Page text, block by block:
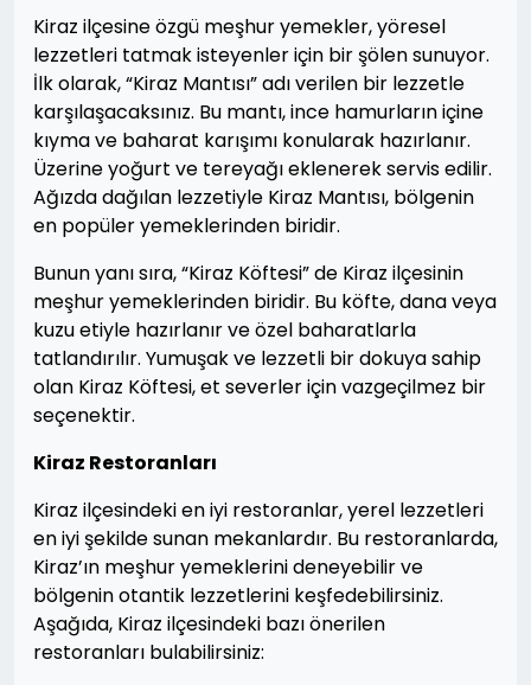
Kiraz ilçesine özgü meşhur yemekler, yöresel
lezzetleri tatmak isteyenler için bir şölen sunuyor.
İlk olarak, “Kiraz Mantısı” adı verilen bir lezzetle
karşılaşacaksınız. Bu mantı, ince hamurların içine
kıyma ve baharat karışımı konularak hazırlanır.
Üzerine yoğurt ve tereyağı eklenerek servis edilir.
Ağızda dağılan lezzetiyle Kiraz Mantısı, bölgenin
en popüler yemeklerinden biridir.
Bunun yanı sıra, “Kiraz Köftesi” de Kiraz ilçesinin
meşhur yemeklerinden biridir. Bu köfte, dana veya
kuzu etiyle hazırlanır ve özel baharatlarla
tatlandırılır. Yumuşak ve lezzetli bir dokuya sahip
olan Kiraz Köftesi, et severler için vazgeçilmez bir
seçenektir.
Kiraz Restoranları
Kiraz ilçesindeki en iyi restoranlar, yerel lezzetleri
en iyi şekilde sunan mekanlardır. Bu restoranlarda,
Kiraz’ın meşhur yemeklerini deneyebilir ve
bölgenin otantik lezzetlerini keşfedebilirsiniz.
Aşağıda, Kiraz ilçesindeki bazı önerilen
restoranları bulabilirsiniz: